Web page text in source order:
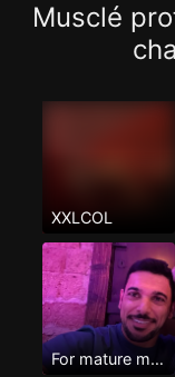
Musclé
XXLCOL
For mature men Only